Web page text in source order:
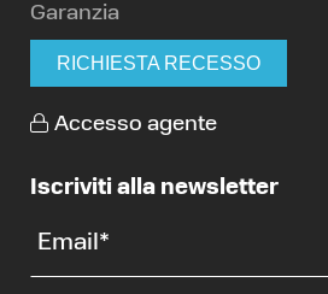
Garanzia
RICHIESTA RECESSO
Accesso agente
Iscriviti alla newsletter
Email*